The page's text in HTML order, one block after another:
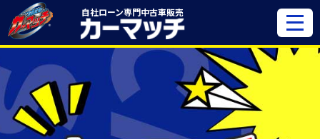
自社ローン専門中古車販売